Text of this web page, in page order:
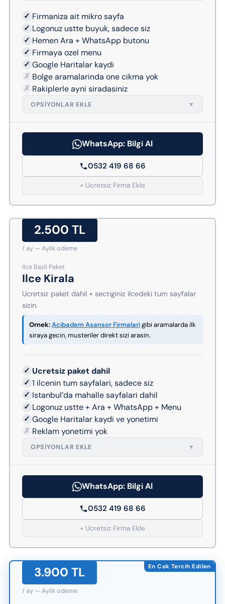
✓ Firmaniza ait mikro sayfa
✓ Logonuz ustte buyuk, sadece siz
✓ Hemen Ara + WhatsApp butonu
✓ Firmaya ozel menu
✓ Google Haritalar kaydi
✗ Bolge aramalarinda one cikma yok
✗ Rakiplerle ayni siradasiniz
OPSIYONLAR EKLE ▼
WhatsApp: Bilgi Al
0532 419 68 66
+ Ucretsiz Firma Ekle
2.500 TL
/ ay — Aylik odeme
Ilce Bazli Paket
Ilce Kirala
Ucretsiz paket dahil + sectiginiz ilcedeki tum sayfalar
sizin.
Ornek:Acibadem Asansor Firmalarigibi aramalarda ilk
siraya gecin, musteriler direkt sizi arasin.
✓ Ucretsiz paket dahil
✓ 1 ilcenin tum sayfalari, sadece siz
✓ Istanbul’da mahalle sayfalari dahil
✓ Logonuz ustte + Ara + WhatsApp + Menu
✓ Google Haritalar kaydi ve yonetimi
✗ Reklam yonetimi yok
OPSIYONLAR EKLE ▼
WhatsApp: Bilgi Al
0532 419 68 66
+ Ucretsiz Firma Ekle
En Cok Tercih Edilen
3.900 TL
/ ay — Aylik odeme